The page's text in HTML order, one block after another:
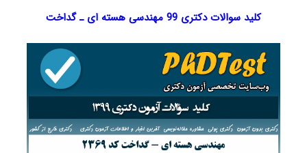
کلید سوالات دکتری 99 مهندسی هسته ­ای ـ گداخت